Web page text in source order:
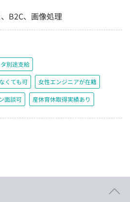
B2C、画像処理
別途支給
くても可 女性エンジニアが在籍
面談可 産休育休取得実績あり